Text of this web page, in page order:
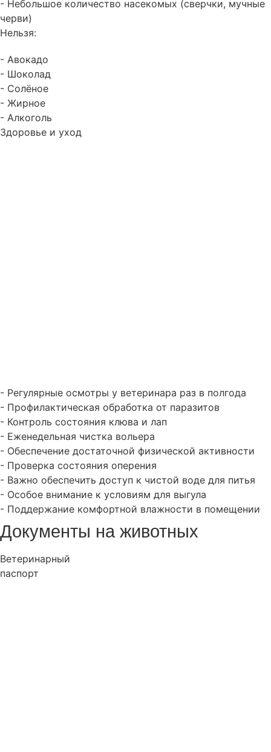
- Небольшое количество насекомых (сверчки, мучные
черви)
Нельзя:
- Авокадо
- Шоколад
- Солёное
- Жирное
- Алкоголь
Здоровье и уход
- Регулярные осмотры у ветеринара раз в полгода
- Профилактическая обработка от паразитов
- Контроль состояния клюва и лап
- Еженедельная чистка вольера
- Обеспечение достаточной физической активности
- Проверка состояния оперения
- Важно обеспечить доступ к чистой воде для питья
- Особое внимание к условиям для выгула
- Поддержание комфортной влажности в помещении
Документы на животных
Ветеринарный
паспорт